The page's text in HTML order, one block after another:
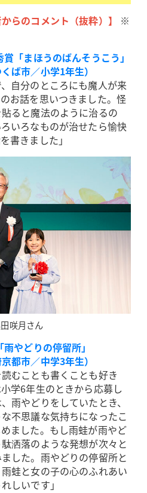
らのコメント（抜粋）】 ※
「まほうのばんそうこう」
ば市／小学1年生）
自分のところにも魔人が来
お話を思いつきました。怪
ると魔法のように治るの
いろなものが治せたら愉快
書きました」
咲月さん
やどりの停留所」
都市／中学3年生）
むことも書くことも好き
学6年生のときから応募し
雨やどりをしていたとき、
不思議な気持ちになったこ
ました。もし雨蛙が雨やど
洒落のような発想が次々と
した。雨やどりの停留所と
蛙と女の子の心のふれあい
しいです」